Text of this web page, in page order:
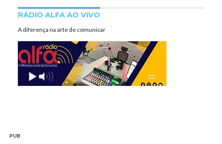
RÁDIO ALFA AO VIVO
A diferença na arte de comunicar
PUB